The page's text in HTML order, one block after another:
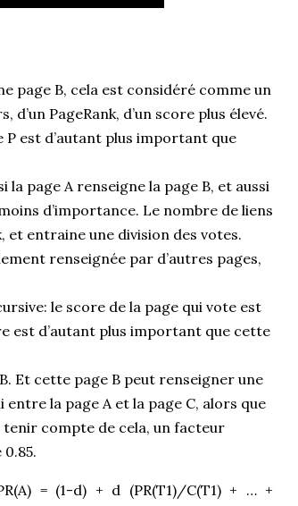
page B, cela est considéré comme un
d’un PageRank, d’un score plus élevé.
est d’autant plus important que
la page A renseigne la page B, et aussi
d’importance. Le nombre de liens
et entraine une division des votes.
renseignée par d’autres pages,
le score de la page qui vote est
est d’autant plus important que cette
Et cette page B peut renseigner une
la page A et la page C, alors que
tenir compte de cela, un facteur
= (1-d) + d (PR(T1)/C(T1) + … +